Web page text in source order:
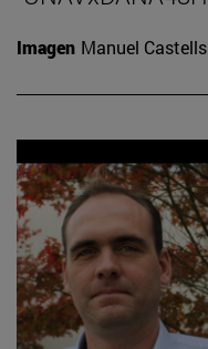
Imagen Manuel Castells